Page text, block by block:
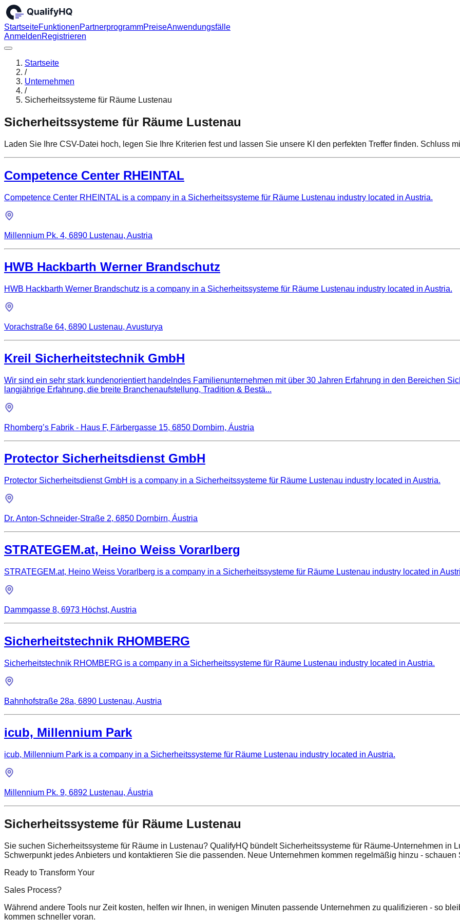
StartseiteFunktionenPartnerprogrammPreiseAnwendungsfälle
AnmeldenRegistrieren
Startseite
/
Unternehmen
/
Sicherheitssysteme für Räume Lustenau
Sicherheitssysteme für Räume Lustenau
Laden Sie Ihre CSV-Datei hoch, legen Sie Ihre Kriterien fest und lassen Sie unsere KI den perfekten Treffer finden. Schluss
Competence Center RHEINTAL
Competence Center RHEINTAL is a company in a Sicherheitssysteme für Räume Lustenau industry located in Austria.
Millennium Pk. 4, 6890 Lustenau, Austria
HWB Hackbarth Werner Brandschutz
HWB Hackbarth Werner Brandschutz is a company in a Sicherheitssysteme für Räume Lustenau industry located in Austria.
Vorachstraße 64, 6890 Lustenau, Avusturya
Kreil Sicherheitstechnik GmbH
Wir sind ein sehr stark kundenorientiert handelndes Familienunternehmen mit über 30 Jahren Erfahrung in den Bereichen
langjährige Erfahrung, die breite Branchenaufstellung, Tradition & Bestä...
Rhomberg’s Fabrik - Haus F, Färbergasse 15, 6850 Dornbirn, Áustria
Protector Sicherheitsdienst GmbH
Protector Sicherheitsdienst GmbH is a company in a Sicherheitssysteme für Räume Lustenau industry located in Austria.
Dr. Anton-Schneider-Straße 2, 6850 Dornbirn, Áustria
STRATEGEM.at, Heino Weiss Vorarlberg
STRATEGEM.at, Heino Weiss Vorarlberg is a company in a Sicherheitssysteme für Räume Lustenau industry located in
Dammgasse 8, 6973 Höchst, Austria
Sicherheitstechnik RHOMBERG
Sicherheitstechnik RHOMBERG is a company in a Sicherheitssysteme für Räume Lustenau industry located in Austria.
Bahnhofstraße 28a, 6890 Lustenau, Austria
icub, Millennium Park
icub, Millennium Park is a company in a Sicherheitssysteme für Räume Lustenau industry located in Austria.
Millennium Pk. 9, 6892 Lustenau, Áustria
Sicherheitssysteme für Räume Lustenau
Sie suchen Sicherheitssysteme für Räume in Lustenau? QualifyHQ bündelt Sicherheitssysteme für Räume-Unternehmen in
Schwerpunkt jedes Anbieters und kontaktieren Sie die passenden. Neue Unternehmen kommen regelmäßig hinzu - schauen
Ready to Transform Your
Sales Process?
Während andere Tools nur Zeit kosten, helfen wir Ihnen, in wenigen Minuten passende Unternehmen zu qualifizieren - so
kommen schneller voran.